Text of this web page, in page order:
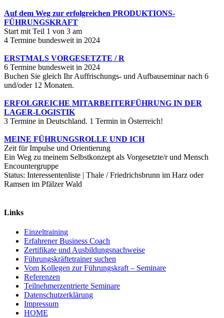
Auf dem Weg zur erfolgreichen PRODUKTIONS-
FÜHRUNGSKRAFT
Start mit Teil 1 von 3 am
4 Termine bundesweit in 2024
ERSTMALS VORGESETZTE / R
6 Termine bundesweit in 2024
Buchen Sie gleich Ihr Auffrischungs- und Aufbauseminar nach 6
und/oder 12 Monaten.
ERFOLGREICHE MITARBEITERFÜHRUNG IN DER
LAGER-LOGISTIK
3 Termine in Deutschland. 1 Termin in Österreich!
MEINE FÜHRUNGSROLLE UND ICH
Zeit für Impulse und Orientierung
Ein Weg zu meinem Selbstkonzept als Vorgesetzte/r und Mensch
Encountergruppe
Status: Interessentenliste | Thale / Friedrichsbrunn im Harz oder
Ramsen im Pfälzer Wald
Links
Einzeltraining
Erfahrener Business Coach
Zertifikate und Ausbildungsnachweise
Führungskräftetrainer suchen
Vom Kollegen zur Führungskraft – Seminare
Referenzen
Teilnehmerzentrierte Seminare
Datenschutzerklärung
Impressum
HOME